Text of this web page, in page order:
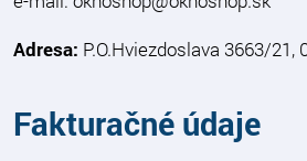
Adresa: P.O.Hviezdoslava 3663/
Fakturačné údaje